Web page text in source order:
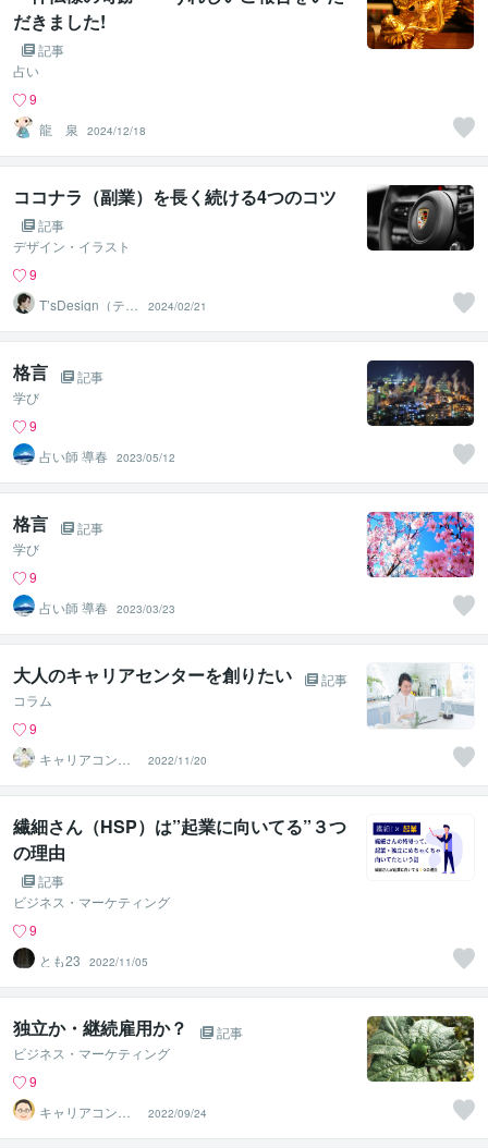
だきました!
記事
占い
9
龍 泉
2024/12/18
ココナラ（副業）を長く続ける4つのコツ
記事
デザイン・イラスト
9
T’sDesign（ティ
ーズデザイン）
2024/02/21
格言
記事
学び
9
占い師 導春
2023/05/12
格言
記事
学び
9
占い師 導春
2023/03/23
大人のキャリアセンターを創りたい
記事
コラム
9
キャリアコンサ
ルタントShino
2022/11/20
繊細さん（HSP）は”起業に向いてる”３つ
の理由
記事
ビジネス・マーケティング
9
とも23
2022/11/05
独立か・継続雇用か？
記事
ビジネス・マーケティング
9
キャリアコンサ
ルタントTOMOT
ARO
2022/09/24